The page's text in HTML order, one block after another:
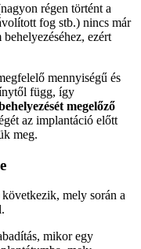
régen történt a
fog stb.) nincs már
ezért
mennyiségű és
függ, így
megelőző
az implantáció előtt
meg.
mely során a
mikor egy